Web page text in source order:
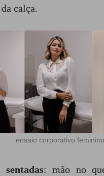
calça.
ensaio corporativo feminino
sentadas: mão no